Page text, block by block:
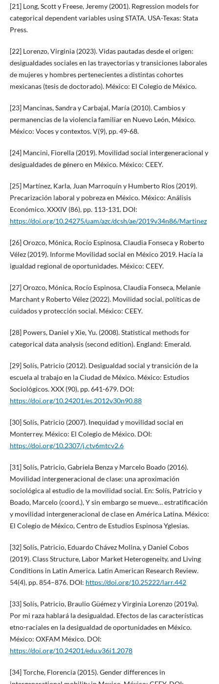
[21] Long, Scott y Freese, Jeremy (2001). Regression models for
categorical dependent variables using STATA. USA-Texas: Stata
Press.
[22] Lorenzo, Virginia (2023). Vidas pautadas desde el origen:
desigualdades sociales en las trayectorias y transiciones laborales
de mujeres y hombres pertenecientes a distintas cohortes
mexicanas (tesis de doctorado). México: El Colegio de México.
[23] Mancinas, Sandra y Carbajal, María (2010). Cambios y
permanencias de la violencia familiar en Nuevo León, México.
México: Voces y contextos. V(9), pp. 49-68.
[24] Mancini, Fiorella (2019). Movilidad social intergeneracional y
desigualdades de género en México. México: CEEY.
[25] Martínez, Karla, Juan Marroquín y Humberto Ríos (2019).
Precarización laboral y pobreza en México. México: Análisis
Económico. XXXIV (86), pp. 113-131. DOI:
https://doi.org/10.24275/uam/azc/dcsh/ae/2019v34n86/Martinez
[26] Orozco, Mónica, Rocío Espinosa, Claudia Fonseca y Roberto
Vélez (2019). Informe Movilidad social en México 2019. Hacía la
igualdad regional de oportunidades. México: CEEY.
[27] Orozco, Mónica, Rocío Espinosa, Claudia Fonseca, Melanie
Marchant y Roberto Vélez (2022). Movilidad social, políticas de
cuidados y protección social. México: CEEY.
[28] Powers, Daniel y Xie, Yu. (2008). Statistical methods for
categorical data analysis (second edition). England: Emerald.
[29] Solís, Patricio (2012). Desigualdad social y transición de la
escuela al trabajo en la Ciudad de México. México: Estudios
Sociológicos. XXX (90), pp. 641-679. DOI:
https://doi.org/10.24201/es.2012v30n90.88
[30] Solís, Patricio (2007). Inequidad y movilidad social en
Monterrey. México: El Colegio de México. DOI:
https://doi.org/10.2307/j.ctv6mtcv2.6
[31] Solís, Patricio, Gabriela Benza y Marcelo Boado (2016).
Movilidad intergeneracional de clase: una aproximación
sociológica al estudio de la movilidad social. En: Solís, Patricio y
Boado, Marcelo (coord.), Y sin embargo se mueve… estratificación
y movilidad intergeneracional de clase en América Latina. México:
El Colegio de México, Centro de Estudios Espinosa Yglesias.
[32] Solís, Patricio, Eduardo Chávez Molina, y Daniel Cobos
(2019). Class Structure, Labor Market Heterogeneity, and Living
Conditions in Latin America. Latin American Research Review.
54(4), pp. 854–876. DOI: https://doi.org/10.25222/larr.442
[33] Solís, Patricio, Braulio Güémez y Virginia Lorenzo (2019a).
Por mi raza hablará la desigualdad. Efectos de las características
etno-raciales en la desigualdad de oportunidades en México.
México: OXFAM México. DOI:
https://doi.org/10.24201/edu.v36i1.2078
[34] Torche, Florencia (2015). Gender differences in